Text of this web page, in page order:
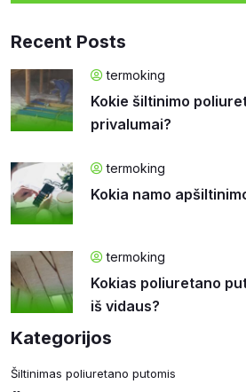
Recent Posts
termoking
Kokie šiltinimo
privalumai?
termoking
Kokia namo
termoking
Kokias poliuretano
iš vidaus?
Kategorijos
Šiltinimas poliuretano putomis